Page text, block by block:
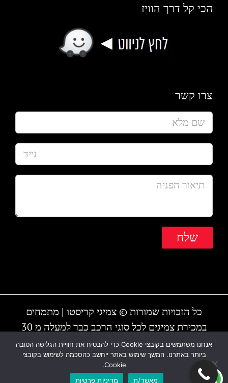
הכי קל דרך הוויז
צרו קשר
כל הזכויות שמורות © צמיגי קריסטו | מתמחים
במכירת צמיגים לכל סוגי הרכב כבר למעלה מ 30
שנה | המקום עובד גם בשבת | חייגו - 1-700-700-
810 או 03-6838895
אנחנו משתמשים בקובצי Cookie כדי להבטיח את חוויית הגלישה הטובה
ביותר באתרנו. המשך שימוש באתר ייחשב כהסכמה לשימוש בקובצי
Cookie.
מאשר/ת
מדיניות פרטיות